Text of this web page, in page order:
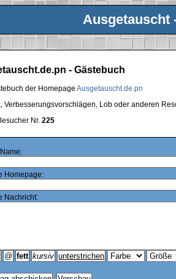
Ausgetauscht
- Gästebuch
der HomepageAusgetauscht.de.pn
Verbesserungsvorschlägen, Lob oder anderen
Nr.225
Homepage:
Nachricht: